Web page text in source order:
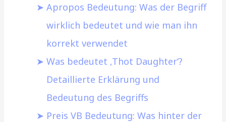
Apropos Bedeutung: Was der Begriff
wirklich bedeutet und wie man ihn
korrekt verwendet
Was bedeutet ‚Thot Daughter‘?
Detaillierte Erklärung und
Bedeutung des Begriffs
Preis VB Bedeutung: Was hinter der